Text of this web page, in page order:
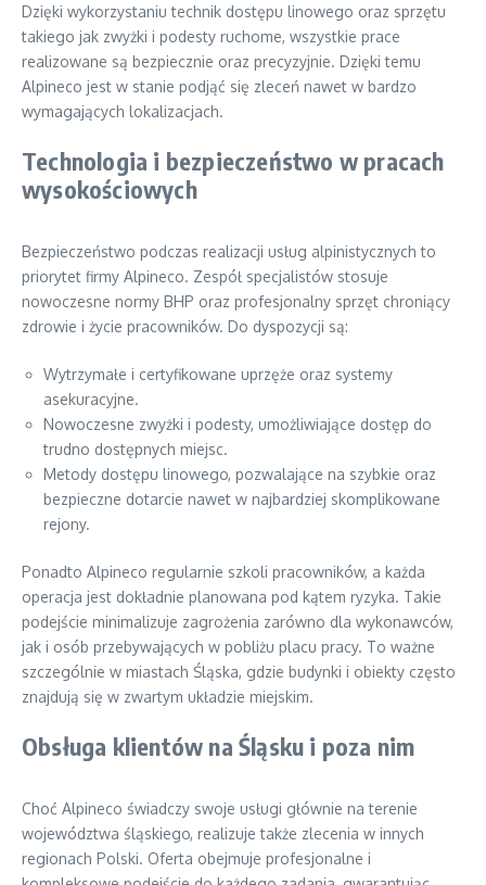
Dzięki wykorzystaniu technik dostępu linowego oraz sprzętu
takiego jak zwyżki i podesty ruchome, wszystkie prace
realizowane są bezpiecznie oraz precyzyjnie. Dzięki temu
Alpineco jest w stanie podjąć się zleceń nawet w bardzo
wymagających lokalizacjach.
Technologia i bezpieczeństwo w pracach
wysokościowych
Bezpieczeństwo podczas realizacji usług alpinistycznych to
priorytet firmy Alpineco. Zespół specjalistów stosuje
nowoczesne normy BHP oraz profesjonalny sprzęt chroniący
zdrowie i życie pracowników. Do dyspozycji są:
Wytrzymałe i certyfikowane uprzęże oraz systemy
asekuracyjne.
Nowoczesne zwyżki i podesty, umożliwiające dostęp do
trudno dostępnych miejsc.
Metody dostępu linowego, pozwalające na szybkie oraz
bezpieczne dotarcie nawet w najbardziej skomplikowane
rejony.
Ponadto Alpineco regularnie szkoli pracowników, a każda
operacja jest dokładnie planowana pod kątem ryzyka. Takie
podejście minimalizuje zagrożenia zarówno dla wykonawców,
jak i osób przebywających w pobliżu placu pracy. To ważne
szczególnie w miastach Śląska, gdzie budynki i obiekty często
znajdują się w zwartym układzie miejskim.
Obsługa klientów na Śląsku i poza nim
Choć Alpineco świadczy swoje usługi głównie na terenie
województwa śląskiego, realizuje także zlecenia w innych
regionach Polski. Oferta obejmuje profesjonalne i